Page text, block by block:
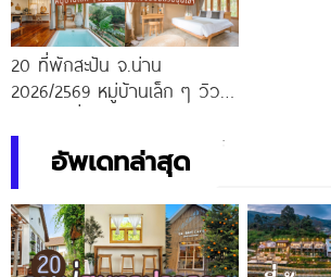
20 ที่พักสะปัน จ.น่าน
2026/2569 หมู่บ้านเล็ก ๆ วิว
อัพเดทล่าสุด